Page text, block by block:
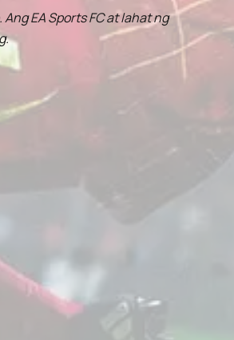
EA Sports FC at lahat ng